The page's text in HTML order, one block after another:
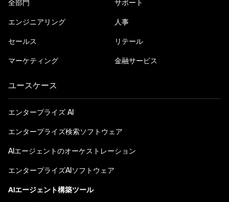
全部門
エンジニアリング
セールス
マーケティング
サポート
人事
リテール
金融サービス
ユースケース
エンタープライズ AI
エンタープライズ検索ソフトウェア
AIエージェントのオーケストレーション
エンタープライズAIソフトウェア
AIエージェント構築ツール